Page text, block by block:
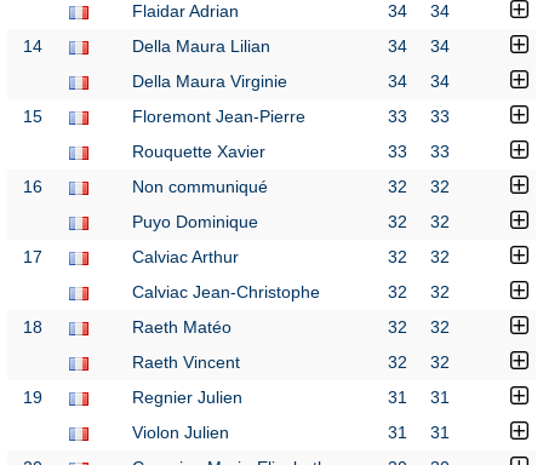
Flaidar Adrian
34
34
14
Della Maura Lilian 34
34
Della Maura Virginie
34
34
15
Floremont Jean-Pierre 33
33
Rouquette Xavier
33
33
16
Non communiqué 32
32
Puyo Dominique
32
32
17
Calviac Arthur 32
32
Calviac Jean-Christophe
32
32
18
Raeth Matéo 32
32
Raeth Vincent
32
32
19
Regnier Julien 31
31
Violon Julien
31
31